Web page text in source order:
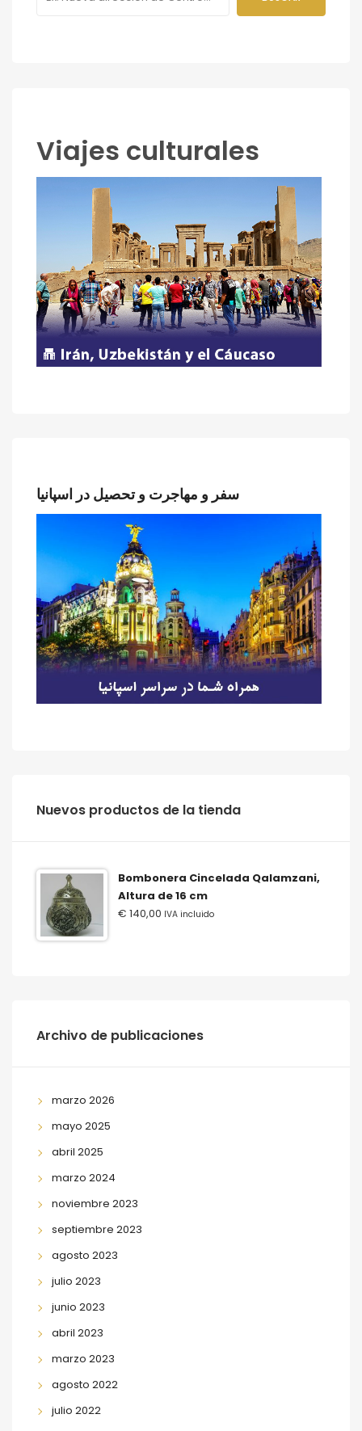
Viajes culturales
سفر و مهاجرت و تحصیل در اسپانیا
‫‪Nuevos‬‬ ‫‪productos‬‬ ‫‪de‬‬ ‫‪la‬‬ ‫‪tienda‬‬
Bombonera Cincelada Qalamzani,
Altura de 16 cm
€ 140,00 IVA incluido
Archivo de publicaciones
marzo 2026
mayo 2025
abril 2025
marzo 2024
noviembre 2023
septiembre 2023
agosto 2023
julio 2023
junio 2023
abril 2023
marzo 2023
agosto 2022
julio 2022